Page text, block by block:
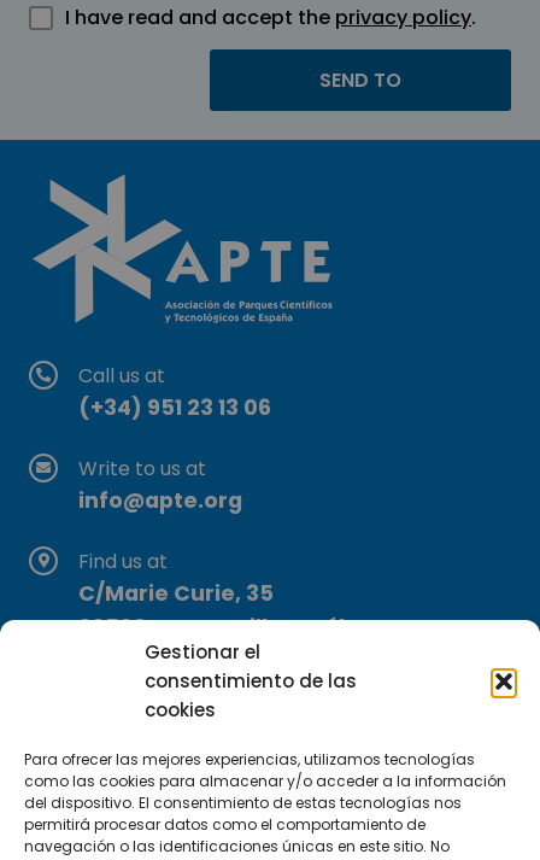
Gestionar el
consentimiento de las
cookies
Para ofrecer las mejores experiencias, utilizamos tecnologías
como las cookies para almacenar y/o acceder a la información
del dispositivo. El consentimiento de estas tecnologías nos
permitirá procesar datos como el comportamiento de
navegación o las identificaciones únicas en este sitio. No
I have read and accept the privacy policy.
Call us at
(+34) 951 23 13 06
Write to us at
info@apte.org
Find us at
C/Marie Curie, 35
29590 Campanillas, Málaga
Subscribe to our Newsletter